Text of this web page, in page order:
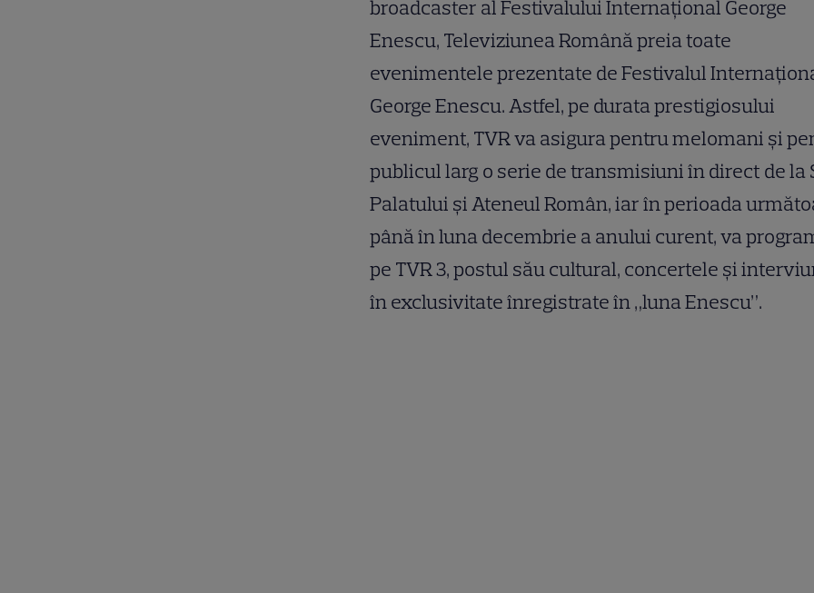
broadcaster al Festivalului Internaţional George
Enescu, Televiziunea Română preia toate
evenimentele prezentate de Festivalul
George Enescu. Astfel, pe durata prestigiosului
eveniment, TVR va asigura pentru melomani şi
publicul larg o serie de transmisiuni în direct de la
Palatului și Ateneul Român, iar în perioada
până în luna decembrie a anului curent, va
pe TVR 3, postul său cultural, concertele și
în exclusivitate înregistrate în „luna Enescu”.